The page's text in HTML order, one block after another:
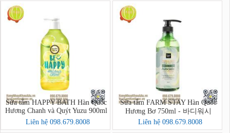
Sữa tắm HAPPY BATH Hàn Quốc
Hương Chanh và Quýt Yuzu 900ml
Liên hệ 098.679.8008
Sữa tắm FARM STAY Hàn Quốc
Hương Bơ 750ml - 바디워시
Liên hệ 098.679.8008